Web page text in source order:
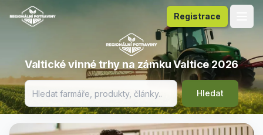
Registrace
Valtické vinné trhy na zámku Valtice 2026
Hledat